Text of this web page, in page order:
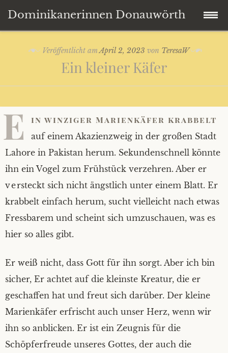
Dominikanerinnen Donauwörth
Startseite
Der Hl. Dominikus
Das Leben im Kloster
Kloster auf Zeit
Bildergalerie
Mitteilungen
Kontakt
Links
Datenschutzerklärung
Veröffentlicht amApril 2, 2023 von TeresaW
Ein kleiner Käfer
E in winziger Marienkäfer krabbelt
auf einem Akazienzweig in der großen Stadt
Lahore in Pakistan herum. Sekundenschnell könnte
ihn ein Vogel zum Frühstück verzehren. Aber er
versteckt sich nicht ängstlich unter einem Blatt. Er
krabbelt einfach herum, sucht vielleicht nach etwas
Fressbarem und scheint sich umzuschauen, was es
hier so alles gibt.
Er weiß nicht, dass Gott für ihn sorgt. Aber ich bin
sicher, Er achtet auf die kleinste Kreatur, die er
geschaffen hat und freut sich darüber. Der kleine
Marienkäfer erfrischt auch unser Herz, wenn wir
ihn so anblicken. Er ist ein Zeugnis für die
Schöpferfreude unseres Gottes, der auch die